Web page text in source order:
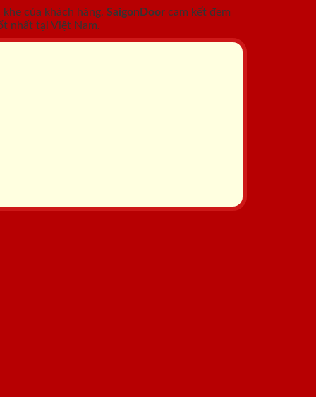
của khách hàng. SaigonDoor cam kết đem
nhất tại Việt Nam.